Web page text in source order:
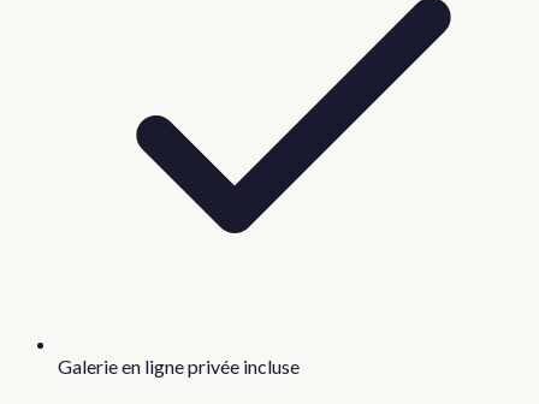
Galerie en ligne privée incluse